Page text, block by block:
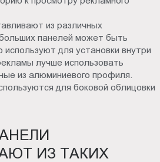
из различных
панелей может быть
используют для установки внутри
лучше использовать
из алюминиевого профиля.
для боковой облицовки
ИЗ ТАКИХ